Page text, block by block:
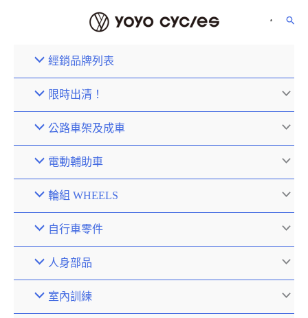
經銷品牌列表
限時出清！
公路車架及成車
電動輔助車
輪組 WHEELS
自行車零件
人身部品
室內訓練